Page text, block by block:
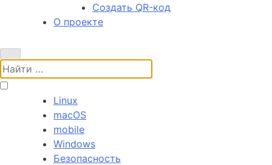
Создать QR-код
О проекте
Поиск:
Linux
macOS
mobile
Windows
Безопасность